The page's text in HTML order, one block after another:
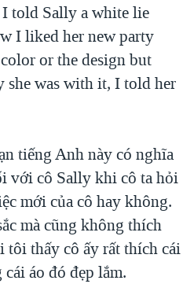
told Sally a white lie
I liked her new party
or the design but
she was with it, I told her
tiếng Anh này có nghĩa
với cô Sally khi cô ta hỏi
mới của cô hay không.
mà cũng không thích
tôi thấy cô ấy rất thích cái
áo đó đẹp lắm.